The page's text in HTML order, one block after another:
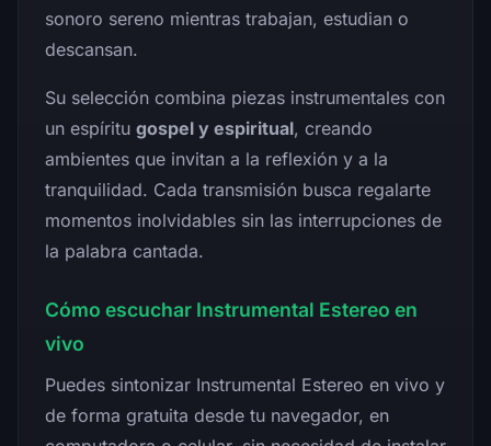
sonoro sereno mientras trabajan, estudian o
descansan.
Su selección combina piezas instrumentales con
un espíritu gospel y espiritual, creando
ambientes que invitan a la reflexión y a la
tranquilidad. Cada transmisión busca regalarte
momentos inolvidables sin las interrupciones de
la palabra cantada.
Cómo escuchar Instrumental Estereo en
vivo
Puedes sintonizar Instrumental Estereo en vivo y
de forma gratuita desde tu navegador, en